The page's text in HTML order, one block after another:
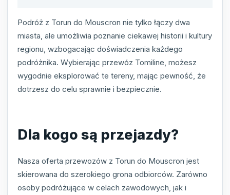
Podróż z Torun do Mouscron nie tylko łączy dwa
miasta, ale umożliwia poznanie ciekawej historii i kultury
regionu, wzbogacając doświadczenia każdego
podróżnika. Wybierając przewóz Tomiline, możesz
wygodnie eksplorować te tereny, mając pewność, że
dotrzesz do celu sprawnie i bezpiecznie.
Dla kogo są przejazdy?
Nasza oferta przewozów z Torun do Mouscron jest
skierowana do szerokiego grona odbiorców. Zarówno
osoby podróżujące w celach zawodowych, jak i